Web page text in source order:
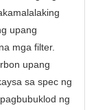
upang
mga filter.
upang
sa spec ng
ng